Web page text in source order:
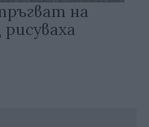
на